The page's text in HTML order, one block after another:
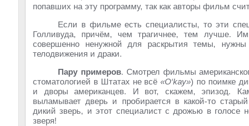
попавших на эту программу, так как авторы фильм
Если в фильме есть специалисты, то эти
Голливуда, причём, чем трагичнее, тем лучше. Им
совершенно ненужной для раскрытия темы,
телодвижения и драки.
Пару примеров. Смотрел фильмы
стоматологией в Штатах не всё«O‘kay») по поимке
и дворы американцев. И вот, скажем, эпизод.
выламывает дверь и пробирается в какой-то
дикий зверь, и этот специалист с дрожью в голосе
зверя!